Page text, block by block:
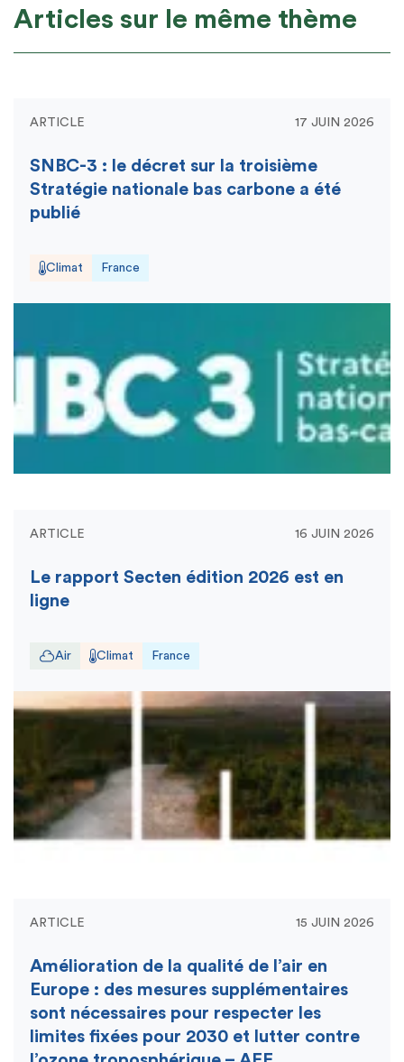
Articles sur le même thème
ARTICLE 17 JUIN 2026
SNBC-3 : le décret sur la troisième
Stratégie nationale bas carbone a été
publié
Climat France
ARTICLE 16 JUIN 2026
Le rapport Secten édition 2026 est en
ligne
Air Climat France
ARTICLE 15 JUIN 2026
Amélioration de la qualité de l’air en
Europe : des mesures supplémentaires
sont nécessaires pour respecter les
limites fixées pour 2030 et lutter contre